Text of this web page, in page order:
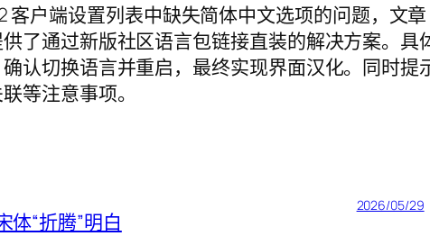
客户端设置列表中缺失简体中文选项的问题，文章
了通过新版社区语言包链接直装的解决方案。具
认切换语言并重启，最终实现界面汉化。同时提
等注意事项。
“折腾”明白
2026/05/29